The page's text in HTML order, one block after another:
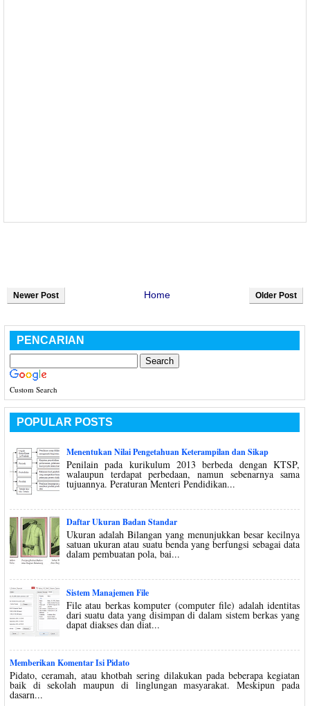
Newer Post Older Post
Home
PENCARIAN
Custom Search
POPULAR POSTS
Menentukan Nilai Pengetahuan Keterampilan dan Sikap
Penilain pada kurikulum 2013 berbeda dengan KTSP,
walaupun terdapat perbedaan, namun sebenarnya sama
tujuannya. Peraturan Menteri Pendidikan...
Daftar Ukuran Badan Standar
Ukuran adalah Bilangan yang menunjukkan besar kecilnya
satuan ukuran atau suatu benda yang berfungsi sebagai data
dalam pembuatan pola, bai...
Sistem Manajemen File
File atau berkas komputer (computer file) adalah identitas
dari suatu data yang disimpan di dalam sistem berkas yang
dapat diakses dan diat...
Memberikan Komentar Isi Pidato
Pidato, ceramah, atau khotbah sering dilakukan pada beberapa kegiatan
baik di sekolah maupun di linglungan masyarakat. Meskipun pada
dasarn...